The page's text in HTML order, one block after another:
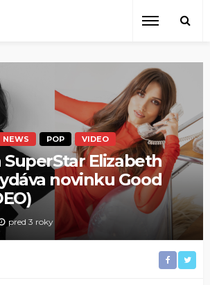
NEWS POP VIDEO
Elizabeth
novinku Good
pred 3 roky